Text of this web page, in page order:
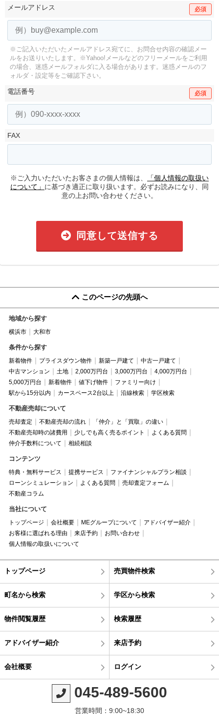
メールアドレス 必須
※ご記入いただいたメールアドレス宛てに、お問合せ内容の確認メー
ルをお送りいたします。
※Yahoo!メールなどのフリーメールをご利用
の場合、迷惑メールフォルダに入る場合があります。 迷惑メールのフ
ォルダ・設定等をご確認下さい。
電話番号 必須
FAX
※ご入力いただいたお客さまの個人情報は、
「個人情報の取扱い
について」 に基づき適正に取り扱います。必ずお読みになり、同
意の上お問い合わせください。
同意して送信する
このページの先頭へ
地域から探す
横浜市 大和市
条件から探す
新着物件 プライスダウン物件 新築一戸建て
中古一戸建て
中古マンション
土地 2,000万円台 3,000万円台
4,000万円台
5,000万円台
新着物件 値下げ物件
ファミリー向け
駅から15分以内
カースペース2台以上 沿線検索 学区検索
不動産売却について
売却査定 不動産売却の流れ
「仲介」と「買取」の違い
不動産売却時の諸費用
少しでも高く売るポイント
よくある質問
仲介手数料について
相続相談
コンテンツ
特典・無料サービス 提携サービス
ファイナンシャルプラン相談
ローンシミュレーション
よくある質問
売却査定フォーム
不動産コラム
当社について
トップページ 会社概要 MEグループについて
アドバイザー紹介
お客様に選ばれる理由
来店予約
お問い合わせ
個人情報の取扱いについて
トップページ 売買物件検索
町名から検索 学区から検索
物件閲覧履歴 検索履歴
アドバイザー紹介 来店予約
会社概要 ログイン
045-489-5600
営業時間：9:00~18:30